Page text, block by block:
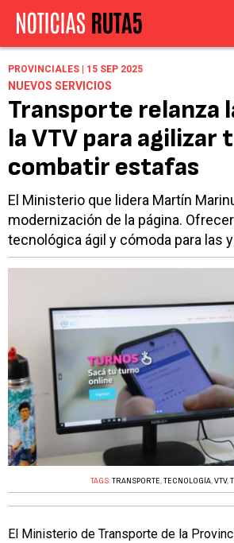
PROVINCIALES | 15 SEP 2025
NUEVOS SERVICIOS
Transporte relanza
la VTV para agilizar
combatir estafas
El Ministerio que lidera Martín
modernización de la página.
tecnológica ágil y cómoda para las
TAGS:TRANSPORTE,TECNOLOGÍA,VTV,
El Ministerio de Transporte de la